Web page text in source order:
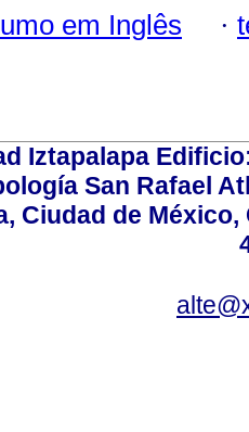
em Inglês ·
Iztapalapa
San Rafael
Ciudad de México,